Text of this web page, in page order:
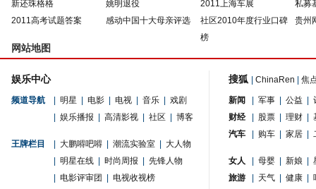
新还珠格格
姚明退役 2011上海车展
私募
2011高考试题答案
感动中国十大母亲评选
社区2010年度行业口碑
榜
贵州
网站地图
娱乐中心
频道导航 明星 电影 电视 音乐
戏剧
娱乐播报 高清影视 社区 博客
王牌栏目 大鹏嘚吧嘚 潮流实验室
大人物
明星在线 时尚周报
先锋人物
电影评审团 电视收视榜
搜狐 ChinaRen 焦
新闻 军事 公益
财经
股票 理财
汽车
购车 家居
女人 母婴 新娘
旅游
天气 健康